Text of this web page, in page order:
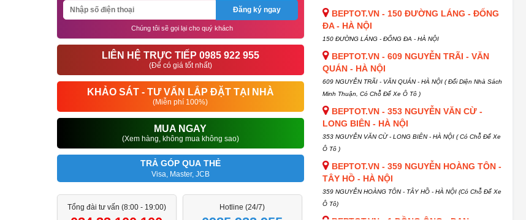
Đăng ký ngay
Chúng tôi sẽ gọi lại cho quý khách
LIÊN HỆ TRỰC TIẾP 0985 922 955
(Để có giá tốt nhất)
KHẢO SÁT - TƯ VẤN LẮP ĐẶT TẠI NHÀ
(Miễn phí 100%)
MUA NGAY
(Xem hàng, không mua không sao)
TRẢ GÓP QUA THẺ
Visa, Master, JCB
Tổng đài tư vấn (8:00 - 19:00) Hotline (24/7)
BEPTOT.VN - 150 ĐƯỜNG LÁNG - ĐỐNG
ĐA - HÀ NỘI
150 ĐƯỜNG LÁNG - ĐỐNG ĐA - HÀ NỘI
BEPTOT.VN - 609 NGUYỄN TRÃI - VĂN
QUÁN - HÀ NỘI
609 NGUYỄN TRÃI - VĂN QUÁN - HÀ NỘI ( Đối Diện Nhà Sách
Minh Thuận, Có Chỗ Để Xe Ô Tô )
BEPTOT.VN - 353 NGUYỄN VĂN CỪ -
LONG BIÊN - HÀ NỘI
353 NGUYỄN VĂN CỪ - LONG BIÊN - HÀ NỘI ( Có Chỗ Để Xe
Ô Tô )
BEPTOT.VN - 359 NGUYỄN HOÀNG TÔN -
TÂY HỒ - HÀ NỘI
359 NGUYỄN HOÀNG TÔN - TÂY HỒ - HÀ NỘI (Có Chỗ Để Xe
Ô Tô)